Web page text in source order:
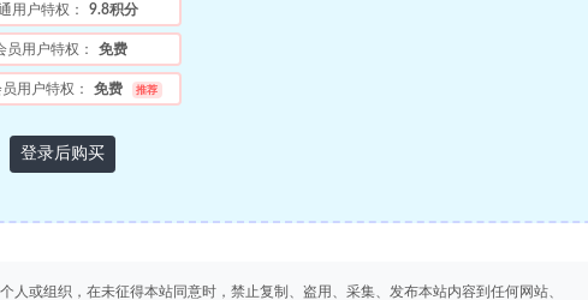
用户特权： 9.8积分
员用户特权： 免费
用户特权： 免费 推荐
登录后购买
或组织，在未征得本站同意时，禁止复制、盗用、采集、发布本站内容到任何网站、